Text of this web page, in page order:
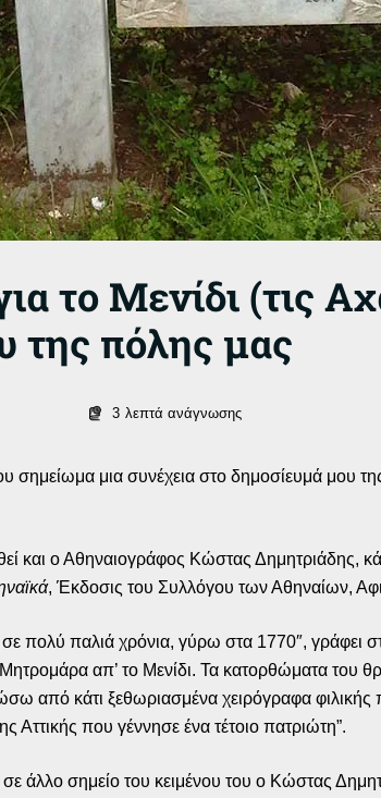
το Μενίδι (τις
της πόλης μας
3 λεπτά ανάγνωσης
σημείωμα μια συνέχεια στο δημοσίευμά μου
και ο Αθηναιογράφος Κώστας Δημητριάδης,
, Έκδοσις του Συλλόγου των Αθηναίων,
σε πολύ παλιά χρόνια, γύρω στα 1770″,
απ’ το Μενίδι. Τα κατορθώματα του
από κάτι ξεθωριασμένα χειρόγραφα
Αττικής που γέννησε ένα τέτοιο πατριώτη”.
άλλο σημείο του κειμένου του ο Κώστας